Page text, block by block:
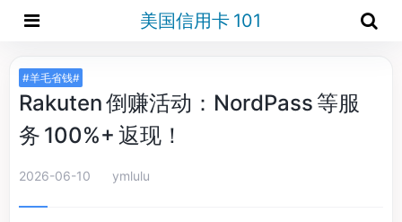
美国信用卡 101
#羊毛省钱#
Rakuten 倒赚活动：NordPass 等服
务 100%+ 返现！
2026-06-10 ymlulu